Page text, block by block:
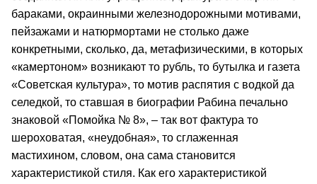
бараками, окраинными железнодорожными мотивами,
пейзажами и натюрмортами не столько даже
конкретными, сколько, да, метафизическими, в которых
«камертоном» возникают то рубль, то бутылка и газета
«Советская культура», то мотив распятия с водкой да
селедкой, то ставшая в биографии Рабина печально
знаковой «Помойка № 8», – так вот фактура то
шероховатая, «неудобная», то сглаженная
мастихином, словом, она сама становится
характеристикой стиля. Как его характеристикой